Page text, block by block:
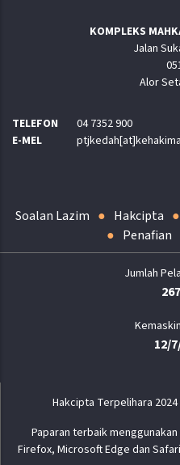
KOMPLEKS
Jalan
Alor
TELEFON
04 7352 900
E-MEL
Soalan Lazim Hakcipta
Penafian
12/
Hakcipta Terpelihara
Paparan terbaik
Firefox, Microsoft Edge dan